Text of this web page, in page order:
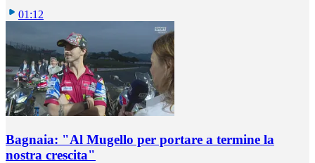
01:12
Bagnaia: "Al Mugello per portare a termine la
nostra crescita"